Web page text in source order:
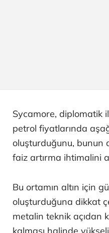
Sycamore, diplomatik
petrol fiyatlarında
oluşturduğunu, bunun
faiz artırma ihtimalini
Bu ortamın altın için
oluşturduğuna dikkat
metalin teknik açıdan